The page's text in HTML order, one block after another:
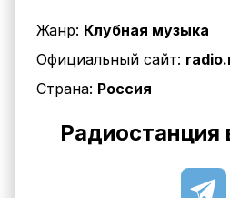
Жанр: Клубная музыка
Официальный сайт:
Страна: Россия
Радиостанция